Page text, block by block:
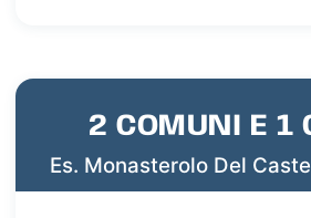
2 COMUNI E 1
Es. Monasterolo Del